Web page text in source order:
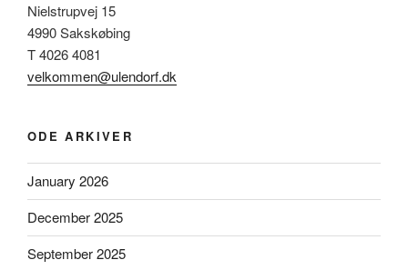
Nielstrupvej 15
4990 Sakskøbing
T 4026 4081
velkommen@ulendorf.dk
ODE ARKIVER
January 2026
December 2025
September 2025